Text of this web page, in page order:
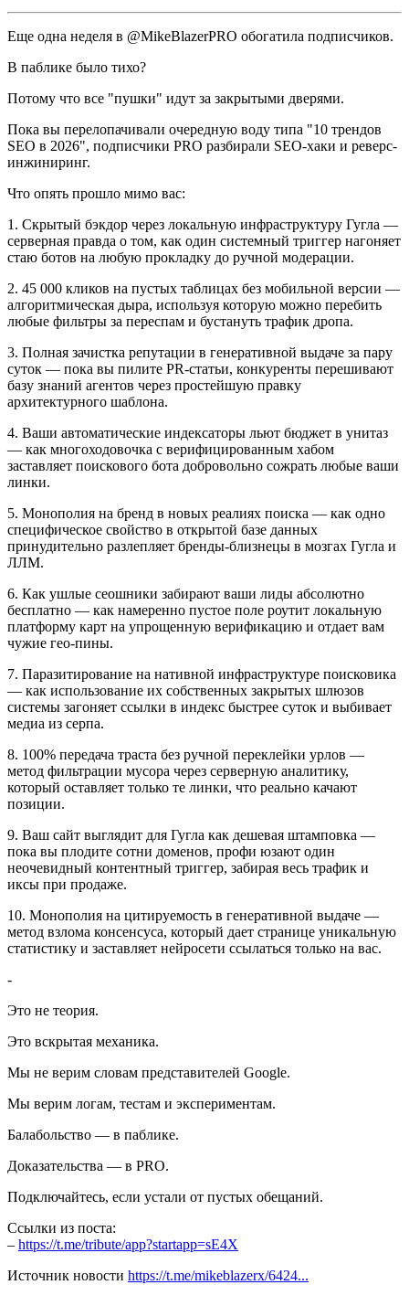
Еще одна неделя в @MikeBlazerPRO обогатила подписчиков.
В паблике было тихо?
Потому что все "пушки" идут за закрытыми дверями.
Пока вы перелопачивали очередную воду типа "10 трендов
SEO в 2026", подписчики PRO разбирали SEO-хаки и реверс-
инжиниринг.
Что опять прошло мимо вас:
1. Скрытый бэкдор через локальную инфраструктуру Гугла —
серверная правда о том, как один системный триггер нагоняет
стаю ботов на любую прокладку до ручной модерации.
2. 45 000 кликов на пустых таблицах без мобильной версии —
алгоритмическая дыра, используя которую можно перебить
любые фильтры за переспам и бустануть трафик дропа.
3. Полная зачистка репутации в генеративной выдаче за пару
суток — пока вы пилите PR-статьи, конкуренты перешивают
базу знаний агентов через простейшую правку
архитектурного шаблона.
4. Ваши автоматические индексаторы льют бюджет в унитаз
— как многоходовочка с верифицированным хабом
заставляет поискового бота добровольно сожрать любые ваши
линки.
5. Монополия на бренд в новых реалиях поиска — как одно
специфическое свойство в открытой базе данных
принудительно разлепляет бренды-близнецы в мозгах Гугла и
ЛЛМ.
6. Как ушлые сеошники забирают ваши лиды абсолютно
бесплатно — как намеренно пустое поле роутит локальную
платформу карт на упрощенную верификацию и отдает вам
чужие гео-пины.
7. Паразитирование на нативной инфраструктуре поисковика
— как использование их собственных закрытых шлюзов
системы загоняет ссылки в индекс быстрее суток и выбивает
медиа из серпа.
8. 100% передача траста без ручной переклейки урлов —
метод фильтрации мусора через серверную аналитику,
который оставляет только те линки, что реально качают
позиции.
9. Ваш сайт выглядит для Гугла как дешевая штамповка —
пока вы плодите сотни доменов, профи юзают один
неочевидный контентный триггер, забирая весь трафик и
иксы при продаже.
10. Монополия на цитируемость в генеративной выдаче —
метод взлома консенсуса, который дает странице уникальную
статистику и заставляет нейросети ссылаться только на вас.
-
Это не теория.
Это вскрытая механика.
Мы не верим словам представителей Google.
Мы верим логам, тестам и экспериментам.
Балабольство — в паблике.
Доказательства — в PRO.
Подключайтесь, если устали от пустых обещаний.
Ссылки из поста:
– https://t.me/tribute/app?startapp=sE4X
Источник новости https://t.me/mikeblazerx/6424...